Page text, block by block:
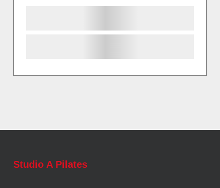
Studio A Pilates